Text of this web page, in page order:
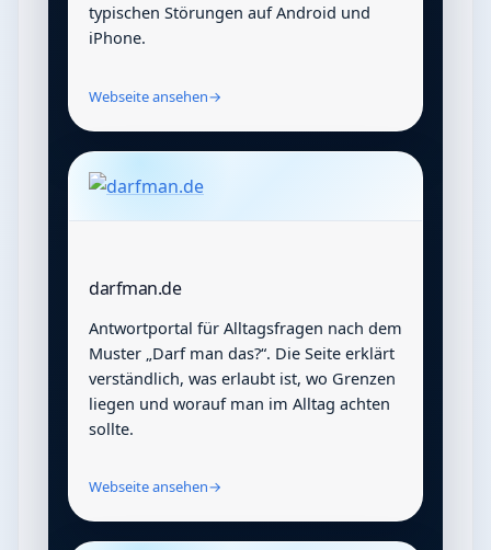
typischen Störungen auf Android und
iPhone.
Webseite ansehen→
darfman.de
Antwortportal für Alltagsfragen nach dem
Muster „Darf man das?“. Die Seite erklärt
verständlich, was erlaubt ist, wo Grenzen
liegen und worauf man im Alltag achten
sollte.
Webseite ansehen→